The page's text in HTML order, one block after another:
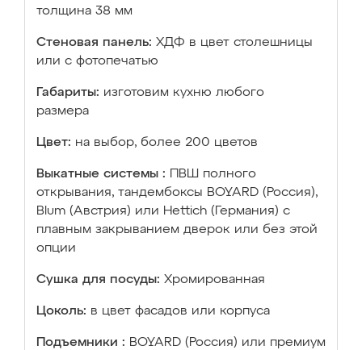
толщина 38 мм
Стеновая панель: ХДФ в цвет столешницы
или с фотопечатью
Габариты: изготовим кухню любого
размера
Цвет: на выбор, более 200 цветов
Выкатные системы :
ПВШ полного
открывания, тандембоксы BOYARD (Россия),
Blum (Австрия) или Hettich (Германия) с
плавным закрыванием дверок или без этой
опции
Сушка для посуды: Хромированная
Цоколь: в цвет фасадов или корпуса
Подъемники : BOYARD (Россия) или премиум